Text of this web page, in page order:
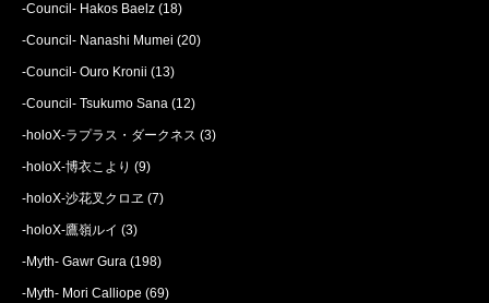
-Council- Hakos Baelz (18)
-Council- Nanashi Mumei (20)
-Council- Ouro Kronii (13)
-Council- Tsukumo Sana (12)
-holoX-ラプラス・ダークネス (3)
-holoX-博衣こより (9)
-holoX-沙花叉クロヱ (7)
-holoX-鷹嶺ルイ (3)
-Myth- Gawr Gura (198)
-Myth- Mori Calliope (69)